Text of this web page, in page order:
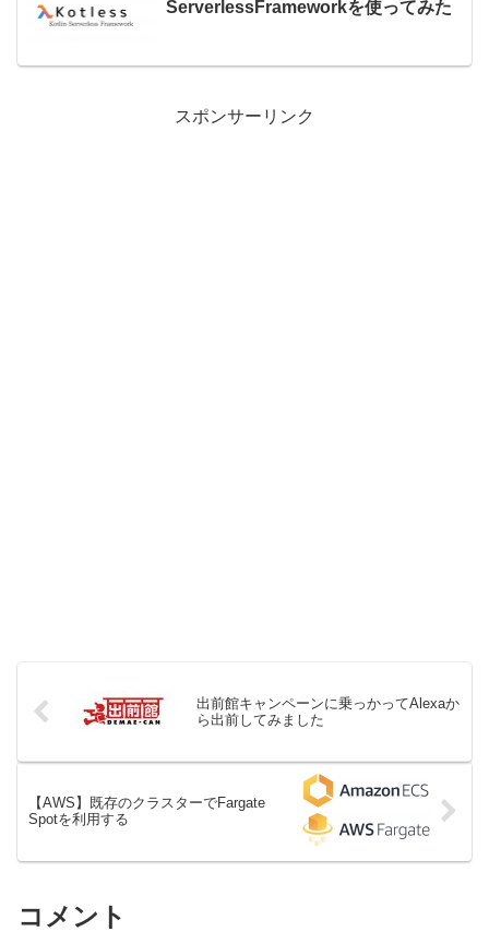
ServerlessFrameworkを使ってみた
スポンサーリンク
出前館キャンペーンに乗っかってAlexaか
ら出前してみました
【AWS】既存のクラスターでFargate
Spotを利用する
コメント